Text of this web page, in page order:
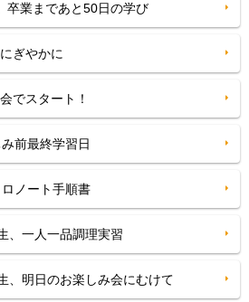
卒業まであと50日の学び
ぎやかに
でスタート！
前最終学習日
ノート手順書
、一人一品調理実習
、明日のお楽しみ会にむけて